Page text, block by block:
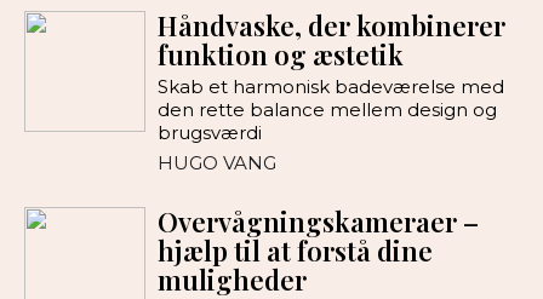
Håndvaske, der kombinerer
funktion og æstetik
Skab et harmonisk badeværelse med
den rette balance mellem design og
brugsværdi
HUGO VANG
Overvågningskameraer –
hjælp til at forstå dine
muligheder